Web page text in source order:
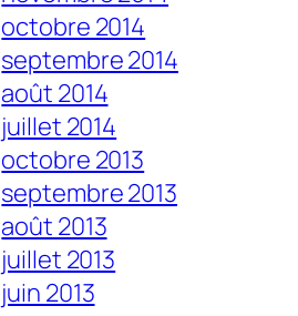
octobre 2014
septembre 2014
août 2014
juillet 2014
octobre 2013
septembre 2013
août 2013
juillet 2013
juin 2013